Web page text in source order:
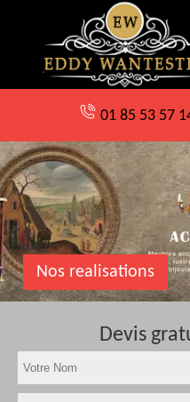
01 85 53 57
Nos realisations
Devis